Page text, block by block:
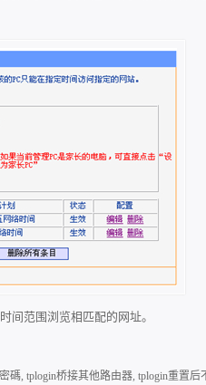
间范围浏览相匹配的网址。
碼, tplogin桥接其他路由器, tplogin重置后